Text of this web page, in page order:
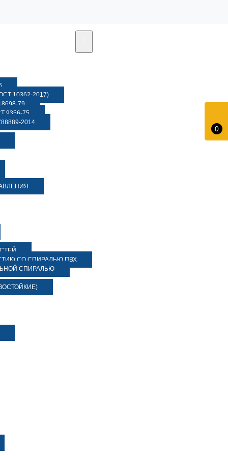
0
10362-2017)
79
9356-75
2014
СО СПИРАЛЬЮ ПВХ
СПИРАЛЬЮ